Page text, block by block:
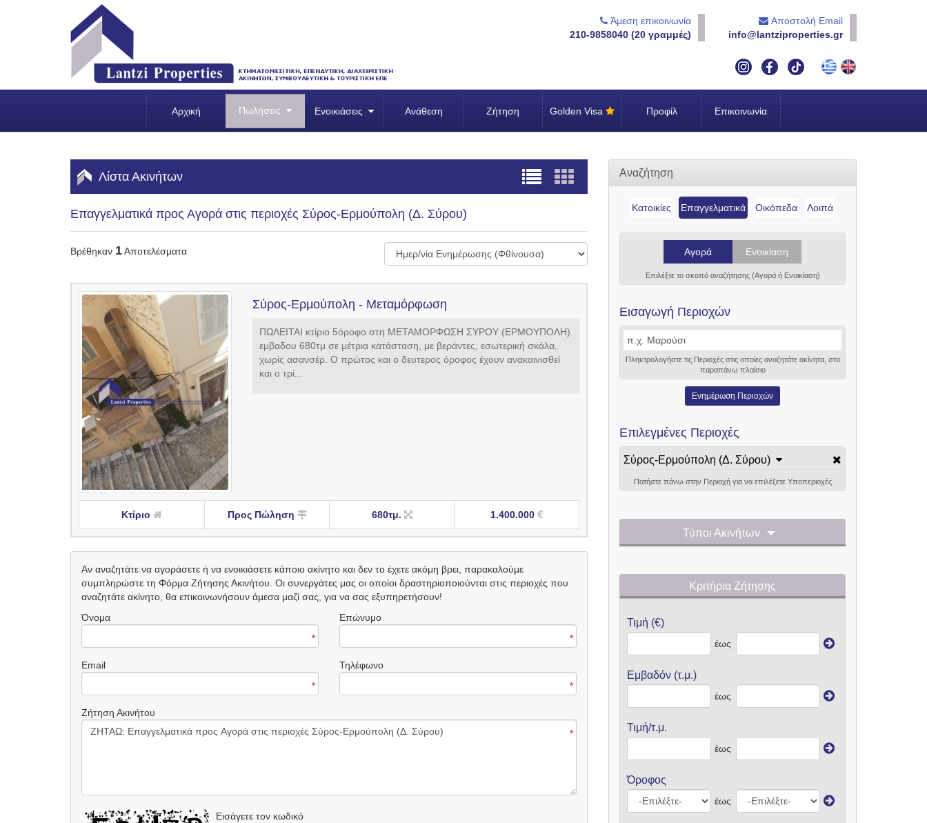
Άμεση επικοινωνία
210-9858040 (20 γραμμές)
Αποστολή Email
info@lantziproperties.gr
Αρχική Πωλήσεις Ενοικιάσεις Ανάθεση Ζήτηση Golden Visa Προφίλ Επικοινωνία
Λίστα Ακινήτων
Επαγγελματικά προς Αγορά στις περιοχές Σύρος-Ερμούπολη (Δ. Σύρου)
Βρέθηκαν 1Αποτελέσματα
Σύρος-Ερμούπολη - Μεταμόρφωση
ΠΩΛΕΙΤΑΙ κτίριο 5όροφο στη ΜΕΤΑΜΟΡΦΩΣΗ ΣΥΡΟΥ (ΕΡΜΟΥΠΟΛΗ)
εμβαδου 680τμ σε μέτρια κατάσταση, με βεράντες, εσωτερική σκάλα,
χωρίς ασανσέρ. Ο πρώτος και ο δευτερος όροφος έχουν ανακαινισθεί
και ο τρί...
Κτίριο Προς Πώληση 680τμ. 1.400.000
Αν αναζητάτε να αγοράσετε ή να ενοικιάσετε κάποιο ακίνητο και δεν το έχετε ακόμη βρει, παρακαλούμε
συμπληρώστε τη Φόρμα Ζήτησης Ακινήτου. Οι συνεργάτες μας οι οποίοι δραστηριοποιούνται στις περιοχές που
αναζητάτε ακίνητο, θα επικοινωνήσουν άμεσα μαζί σας, για να σας εξυπηρετήσουν!
Όνομα
*
Email
*
Επώνυμο
*
Τηλέφωνο
*
Ζήτηση Ακινήτου
*
Εισάγετε τον κωδικό
Αναζήτηση
Κατοικίες Επαγγελματικά Οικόπεδα Λοιπά
Αγορά Ενοικίαση
Επιλέξτε το σκοπό αναζήτησης (Αγορά ή Ενοικίαση)
Εισαγωγή Περιοχών
Πληκτρολογήστε τις Περιοχές στις οποίες αναζητάτε ακίνητα, στο
παραπάνω πλαίσιο
Ενημέρωση Περιοχών
Επιλεγμένες Περιοχές
Σύρος-Ερμούπολη (Δ. Σύρου)
Πατήστε πάνω στην Περιοχή για να επιλέξετε Υποπεριοχές
Τύποι Ακινήτων
Κριτήρια Ζήτησης
Τιμή (€)
έως
Εμβαδόν (τ.μ.)
έως
Τιμή/τ.μ.
έως
Όροφος
έως